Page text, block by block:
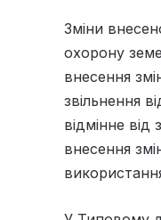
Зміни
охорону
внесення
звільнення
відмінне
внесення